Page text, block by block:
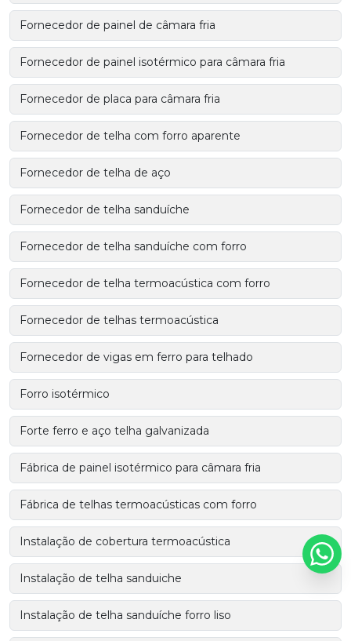
Fornecedor de painel de câmara fria
Fornecedor de painel isotérmico para câmara fria
Fornecedor de placa para câmara fria
Fornecedor de telha com forro aparente
Fornecedor de telha de aço
Fornecedor de telha sanduíche
Fornecedor de telha sanduíche com forro
Fornecedor de telha termoacústica com forro
Fornecedor de telhas termoacústica
Fornecedor de vigas em ferro para telhado
Forro isotérmico
Forte ferro e aço telha galvanizada
Fábrica de painel isotérmico para câmara fria
Fábrica de telhas termoacústicas com forro
Instalação de cobertura termoacústica
Instalação de telha sanduiche
Instalação de telha sanduíche forro liso